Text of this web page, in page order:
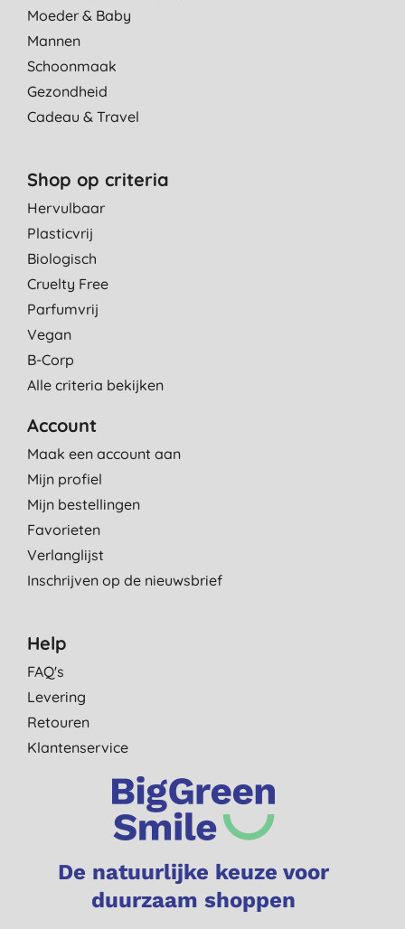
Heel goed, alle ingrediënten zijn biologisch! De geur is wel
zwakker dan bijvoorbeeld luuf, dit vind ik jammer
FANTASTISCH. Mijn zoontje van 14 maanden had al ruime tijd
last van een verkoudheid en hoestte zichzelf elke nacht wakker.
Na 1 avondje dit smeren sliep hij rustig de volledige nacht door!
Aanrader.
Moeder & Baby
Mannen
Schoonmaak
Gezondheid
Cadeau & Travel
Shop op criteria
Hervulbaar
Plasticvrij
Biologisch
Cruelty Free
Parfumvrij
Vegan
B-Corp
Alle criteria bekijken
Account
Maak een account aan
Mijn profiel
Mijn bestellingen
Favorieten
Verlanglijst
Inschrijven op de nieuwsbrief
Help
FAQ's
Levering
Retouren
Klantenservice
De natuurlijke keuze voor
duurzaam shoppen